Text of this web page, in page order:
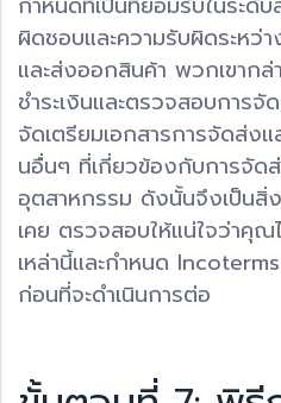
ผิดชอบและความรับผิดระหว่า
และส่งออกสินค้า พวกเขาก
ชำระเงินและตรวจสอบการ
จัดเตรียมเอกสารการจัดส่ง
นอื่นๆ ที่เกี่ยวข้องกับการจัด
อุตสาหกรรม ดังนั้นจึงเป็น
เคย ตรวจสอบให้แน่ใจว่าคุ
เหล่านี้และกำหนด
ก่อนที่จะดำเนินการต่อ